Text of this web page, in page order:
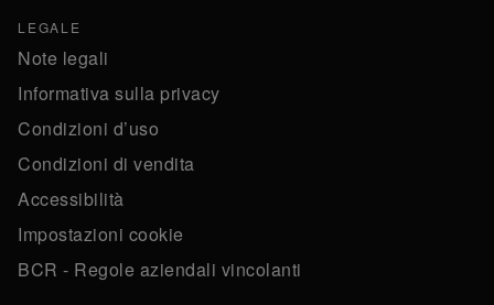
LEGALE
Note legali
Informativa sulla privacy
Condizioni d’uso
Condizioni di vendita
Accessibilità
Impostazioni cookie
BCR - Regole aziendali vincolanti